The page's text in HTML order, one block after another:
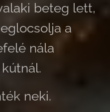
beteg lett,
a
nála
neki.